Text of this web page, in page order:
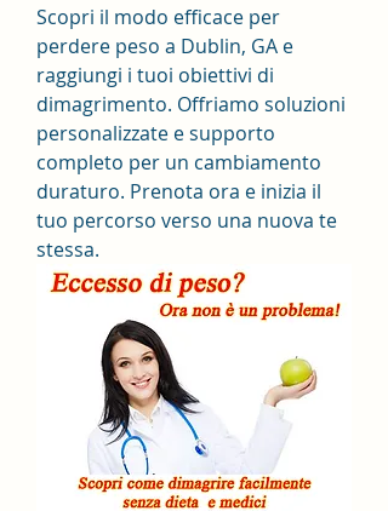
Scopri il modo efficace per
perdere peso a Dublin, GA e
raggiungi i tuoi obiettivi di
dimagrimento. Offriamo soluzioni
personalizzate e supporto
completo per un cambiamento
duraturo. Prenota ora e inizia il
tuo percorso verso una nuova te
stessa.